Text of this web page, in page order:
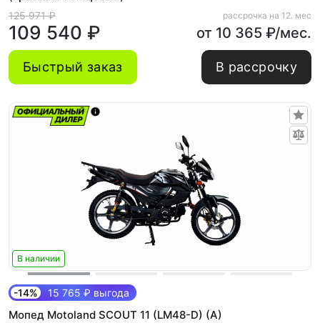
125 971 ₽
109 540 ₽
рассрочка на 12. мес
от 10 365 ₽/мес.
Быстрый заказ В рассрочку
В наличии
-14% 15 765 ₽ выгода
Мопед Motoland SCOUT 11 (LM48-D) (A)